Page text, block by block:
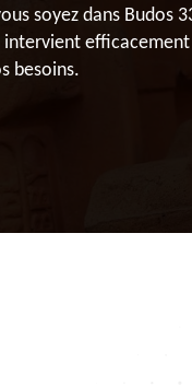
soyez dans Budos
efficacement
besoins.